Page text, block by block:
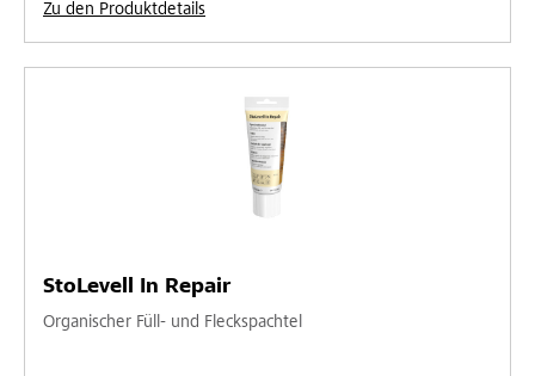
Zu den Produktdetails
StoLevell In Repair
Organischer Füll- und Fleckspachtel